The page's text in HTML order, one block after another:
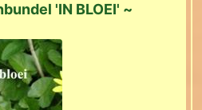
'IN BLOEI' ~